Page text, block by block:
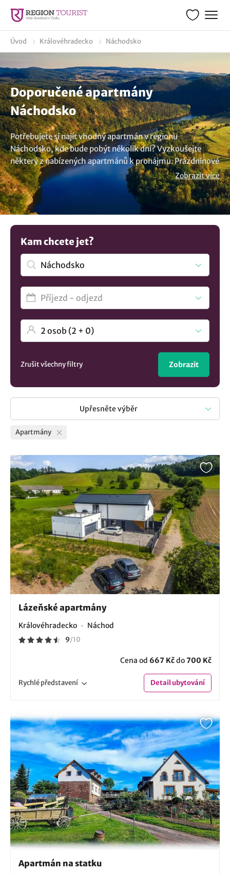
Úvod Královéhradecko Náchodsko
Doporučené apartmány
Náchodsko
Potřebujete si najít vhodný apartmán v regionu
Náchodsko, kde bude pobýt několik dní? Vyzkoušejte
některý z nabízených apartmánů k pronájmu. Prázdninové
byty jsou skvělou volbou pro rodiny, které hledají
pohodlné a prostorné ubytování. Ať už máte v cestovním
itineráři návštěvu lokality Náchodsko nebo relaxovat v
přírodě, naše apartmány splní vaše očekávání. Moderní
vybavení, jako je kuchyně, led televize a bezplatné Wi-Fi,
je příjemným bonusem a je nezbytnou výbavou každého
apartmánu. Chcete vidět více nabídek? Porozhlédněte se
ubytování v lokalitě Náchodsko
Zobrazit více
Kam chcete jet?
Zrušit všechny filtry Zobrazit
Upřesněte výběr
Apartmány
Lázeňské apartmány
Královéhradecko Náchod
9/10
Cena od 667 Kčdo700 Kč
Rychlépředstavení Detailubytování
Apartmán na statku